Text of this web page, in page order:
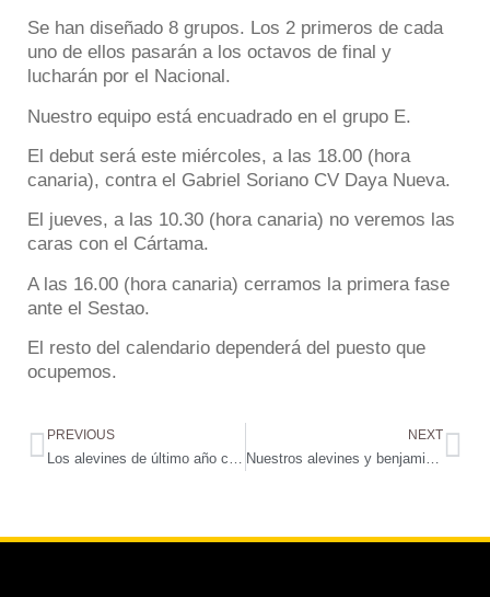
Se han diseñado 8 grupos. Los 2 primeros de cada
uno de ellos pasarán a los octavos de final y
lucharán por el Nacional.
Nuestro equipo está encuadrado en el grupo E.
El debut será este miércoles, a las 18.00 (hora
canaria), contra el Gabriel Soriano CV Daya Nueva.
El jueves, a las 10.30 (hora canaria) no veremos las
caras con el Cártama.
A las 16.00 (hora canaria) cerramos la primera fase
ante el Sestao.
El resto del calendario dependerá del puesto que
ocupemos.
PREVIOUS NEXT